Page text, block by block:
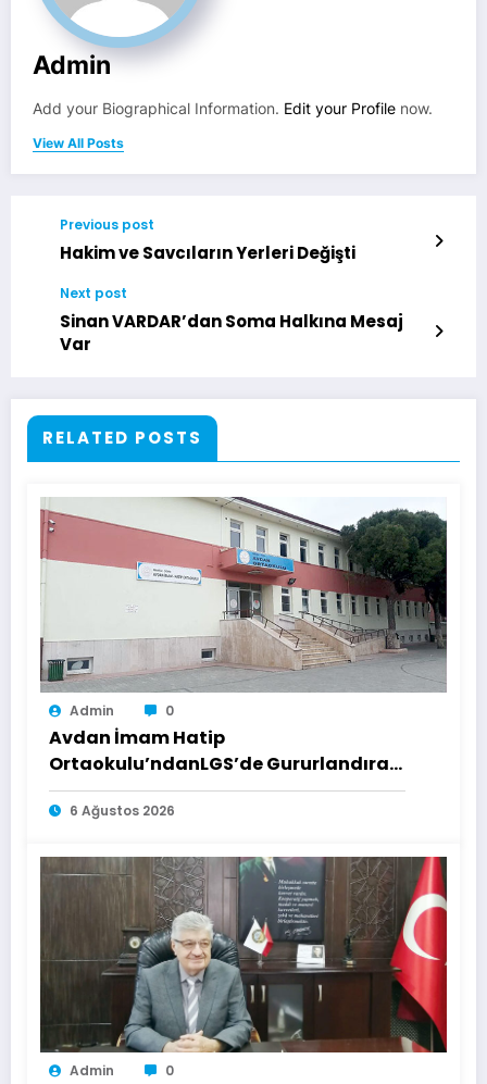
Admin
Add your Biographical Information. Edit your Profile now.
View All Posts
Previous post
Hakim ve Savcıların Yerleri Değişti
Next post
Sinan VARDAR’dan Soma Halkına Mesaj
Var
RELATED POSTS
Admin 0
Avdan İmam Hatip
Ortaokulu’ndanLGS’de Gururlandıran
Başarı
6 Ağustos 2026
Admin 0